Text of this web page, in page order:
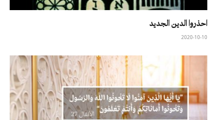
احذروا الدين الجديد
2020-10-10